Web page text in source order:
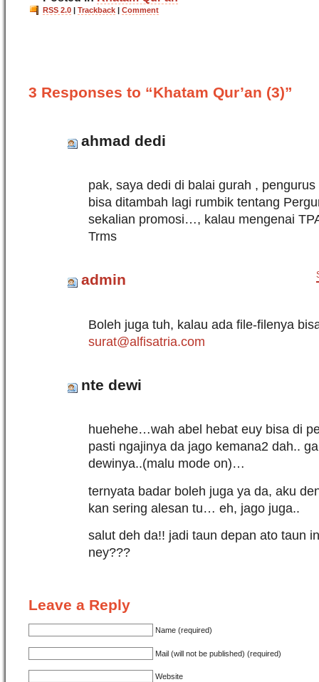
RSS 2.0 | Trackback | Comment
3 Responses to “Khatam Qur’an (3)”
ahmad dedi
pak, saya dedi di balai gurah , pengurus
bisa ditambah lagi rumbik tentang
sekalian promosi…, kalau mengenai
Trms
admin
Boleh juga tuh, kalau ada file-filenya
surat@alfisatria.com
nte dewi
huehehe…wah abel hebat euy bisa di
pasti ngajinya da jago kemana2 dah..
dewinya..(malu mode on)…
ternyata badar boleh juga ya da, aku
kan sering alesan tu… eh, jago juga..
salut deh da!! jadi taun depan ato taun
ney???
Leave a Reply
Name (required)
Mail (will not be published) (required)
Website